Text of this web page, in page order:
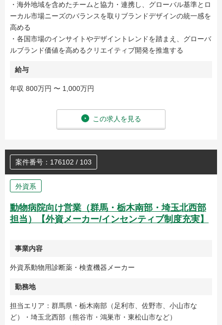
・海外地域を含めたチームと協力・連携し、グローバル基準とロ
ーカル市場ニーズのバランスを取りブランドデザインの統一感を
高める
・各国市場のインサイトやデザイントレンドを踏まえ、グローバ
ルブランド価値を高めるクリエイティブ開発を推進する
給与
年収 800万円 〜 1,000万円
この求人を見る
案件番号：176102 / 103
外資系
動物病院向け営業（群馬・栃木南部・埼玉北西部
担当）【外資メーカー/インセンティブ制度充実】
事業内容
外資系動物用診断薬・検査機器メーカー
勤務地
担当エリア：群馬県・栃木南部（足利市、佐野市、小山市な
ど）・埼玉北西部（熊谷市・鴻巣市・東松山市など）